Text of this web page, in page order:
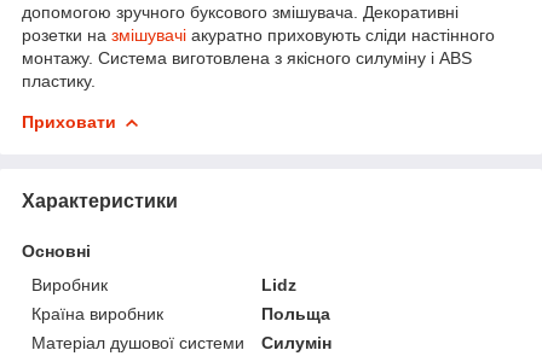
допомогою зручного буксового змішувача. Декоративні
розетки на змішувачі акуратно приховують сліди настінного
монтажу. Система виготовлена з якісного силуміну і ABS
пластику.
Приховати
Характеристики
Основні
Виробник
Lidz
Країна виробник
Польща
Матеріал душової системи
Силумін